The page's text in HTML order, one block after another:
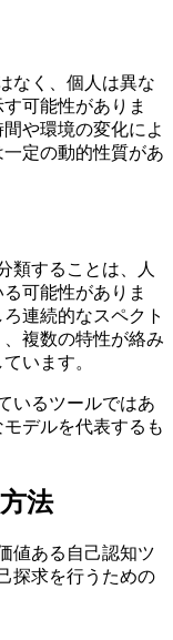
なく、個人は異な
可能性がありま
や環境の変化によ
定の動的性質があ
類することは、人
可能性がありま
連続的なスペクト
複数の特性が絡み
います。
いるツールではあ
デルを代表するも
法
値ある自己認知ツ
探求を行うための